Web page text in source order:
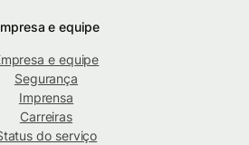
e equipe
e equipe
Segurança
Imprensa
Carreiras
do serviço